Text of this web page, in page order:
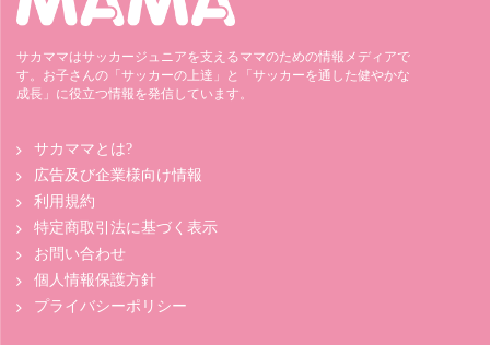
サカママはサッカージュニアを支えるママのための情報メディアで
す。お子さんの「サッカーの上達」と「サッカーを通した健やかな
成長」に役立つ情報を発信しています。
サカママとは?
広告及び企業様向け情報
利用規約
特定商取引法に基づく表示
お問い合わせ
個人情報保護方針
プライバシーポリシー